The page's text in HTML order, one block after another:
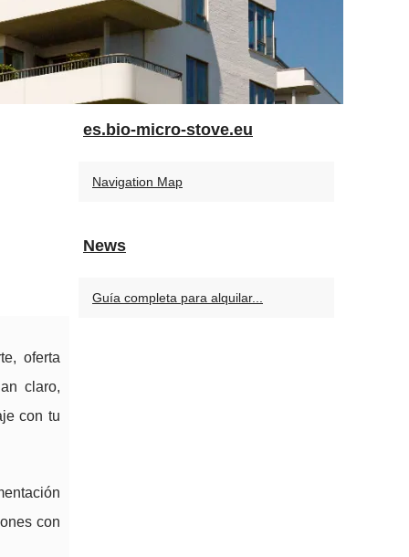
oferta
claro,
con tu
con
es.bio-micro-stove.eu
Navigation Map
News
Guía completa para alquilar...